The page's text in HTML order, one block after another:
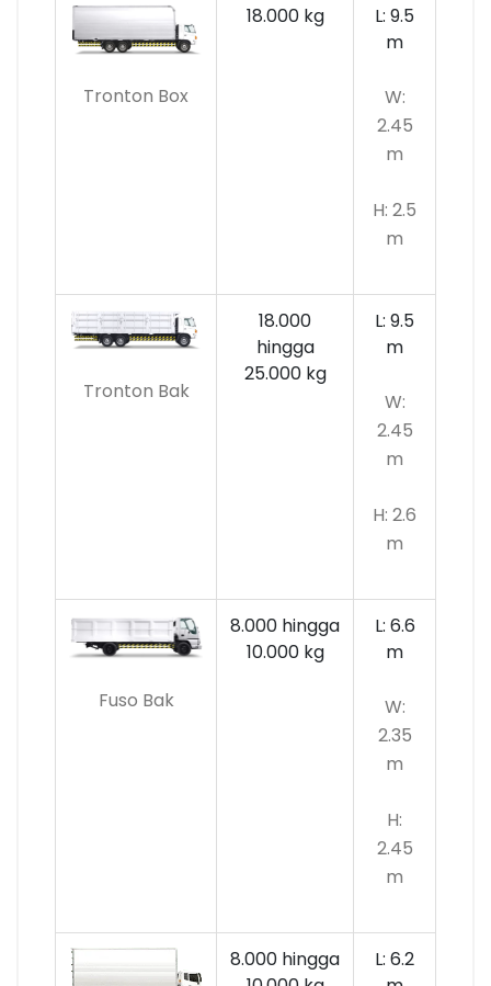
Tronton Box
18.000 kg
L: 9.5
m
W:
2.45
m
H: 2.5
m
Tronton Bak
18.000
hingga
25.000 kg
L: 9.5
m
W:
2.45
m
H: 2.6
m
Fuso Bak
8.000 hingga
10.000kg
L: 6.6
m
W:
2.35
m
H:
2.45
m
8.000 hingga
L: 6.2